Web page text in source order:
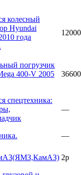
колесный
Hyundai
года
погрузчик
400-V 2005
спецтехника:
—
—
2р